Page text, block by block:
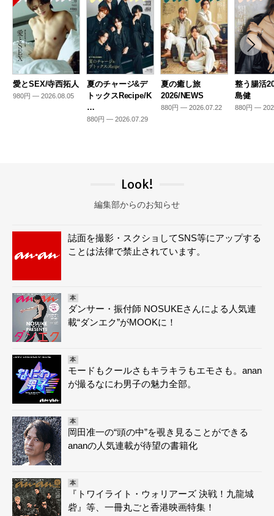
愛とSEX/寺西拓人
980円 — 2026.08.05
夏のチャージ&デ
トックスRecipe/K
…
880円 — 2026.07.29
夏の癒し旅
2026/NEWS
880円 — 2026.07.22
整う腸活
島健
880円 —
Look!
編集部からのお知らせ
誌面を撮影・スクショしてSNS等にアップする
ことは法律で禁止されています。
本
ダンサー・振付師 NOSUKEさんによる人気連
載“ダンエク”がMOOKに！
本
モードもクールさもキラキラもエモさも。anan
が撮るなにわ男子の魅力全部。
本
岡田准一の“頭の中”を覗き見ることができる
ananの人気連載が待望の書籍化
本
『トワイライト・ウォリアーズ 決戦！九龍城
砦』等、一冊丸ごと香港映画特集！